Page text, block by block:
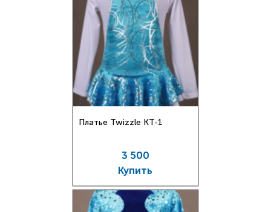
Платье Twizzle КT-1
3 500
Купить